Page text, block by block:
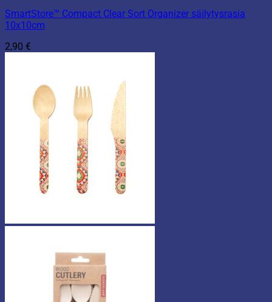
SmartStore™ Compact Clear Sort Organizer säilytysrasia
10x10cm
2,90 €